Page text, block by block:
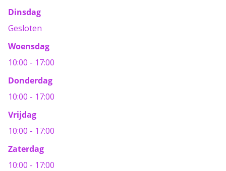
Dinsdag
Gesloten
Woensdag
10:00 - 17:00
Donderdag
10:00 - 17:00
Vrijdag
10:00 - 17:00
Zaterdag
10:00 - 17:00